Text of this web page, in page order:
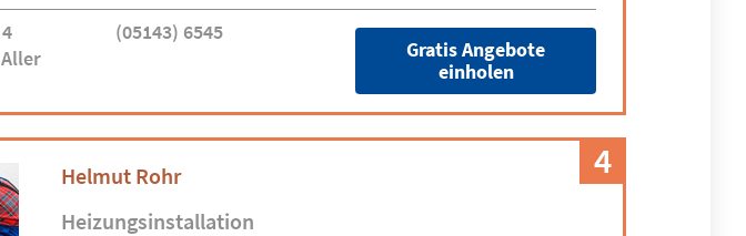
(05143) 6545
Gratis Angebote
einholen
4
Helmut Rohr
Heizungsinstallation